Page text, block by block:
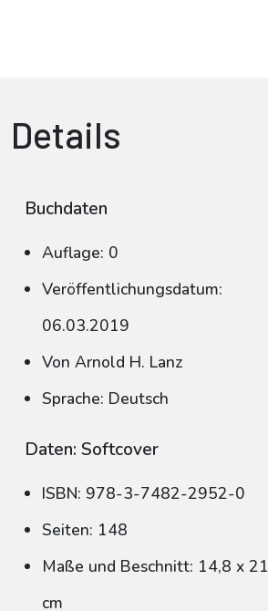
Details
Buchdaten
Auflage: 0
Veröffentlichungsdatum:
06.03.2019
Von Arnold H. Lanz
Sprache: Deutsch
Daten: Softcover
ISBN: 978-3-7482-2952-0
Seiten: 148
Maße und Beschnitt: 14,8 x 21
cm